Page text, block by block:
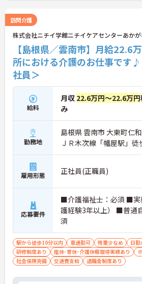
訪問介護
株式会社ニチイ学館ニチイケアセンターあか
【島根県／雲南市】月給22.6
所における介護のお仕事です
社員＞
給料
月収 22.6万円～22.6万円
み
勤務地
島根県 雲南市 大東町仁
ＪＲ木次線「幡屋駅」徒
雇用形態 正社員(正職員)
応募要件
■介護福祉士：必須 ■実
護経験3年以上） ■普通
須
駅から徒歩10分以内 車通勤可 残業少なめ 日勤
研修制度あり
産休･育休･介護休暇取得実績あり
社会保険完備
交通費支給 退職金制度あり